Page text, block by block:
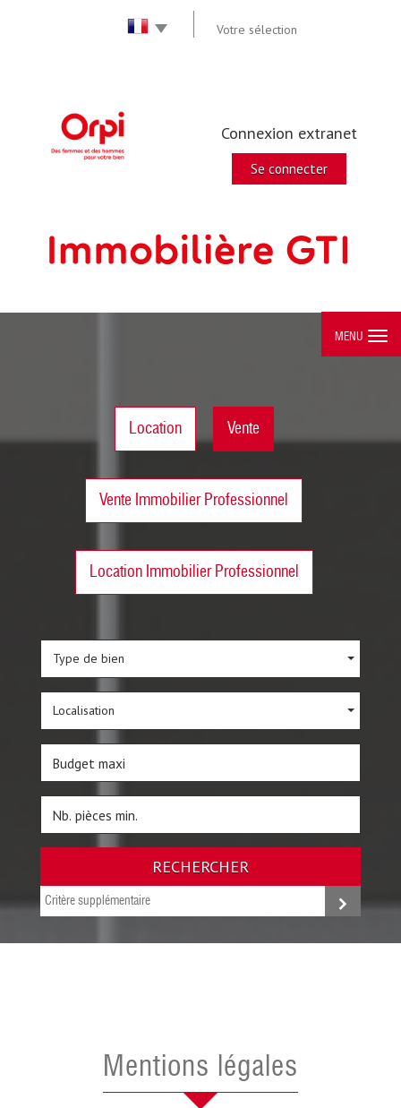
Votre sélection
Connexion extranet
Se connecter
MENU
Location Vente
Vente Immobilier Professionnel
Location Immobilier Professionnel
Type de bien
Localisation
RECHERCHER
Critère supplémentaire
mentions légales